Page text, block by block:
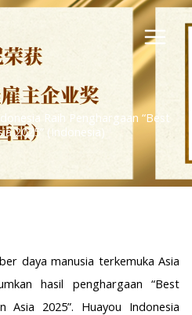
Raih Penghargaan “Best
2025” (Indonesia)​
daya manusia terkemuka Asia
hasil penghargaan “Best
2025”. Huayou Indonesia